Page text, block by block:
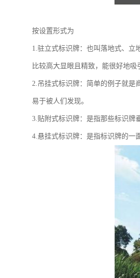
按设置形式为
1.驻立式标识牌：也叫落地式、立
比较高大显眼且精致，能很好地吸
2.吊挂式标识牌：简单的例子就是
易于被人们发现。
3.贴附式标识牌：是指那些标识牌
4.悬挂式标识牌：是指标识牌的一